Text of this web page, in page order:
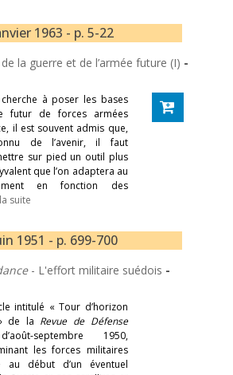
1963 - p. 5-22
la guerre et de l’armée future (I) -
cherche à poser les bases
futur de forces armées
il est souvent admis que,
de l’avenir, il faut
sur pied un outil plus
que l’on adaptera au
en fonction des
suite
1951 - p. 699-700
- L'effort militaire suédois -
intitulé « Tour d’horizon
de la Revue de Défense
d’août-septembre 1950,
les forces militaires
au début d’un éventuel